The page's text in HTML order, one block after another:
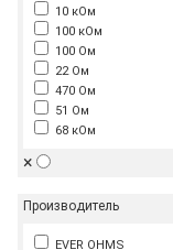
10 кОм
100 кОм
100 Ом
22 Ом
470 Ом
51 Ом
68 кОм
×
Производитель
EVER OHMS